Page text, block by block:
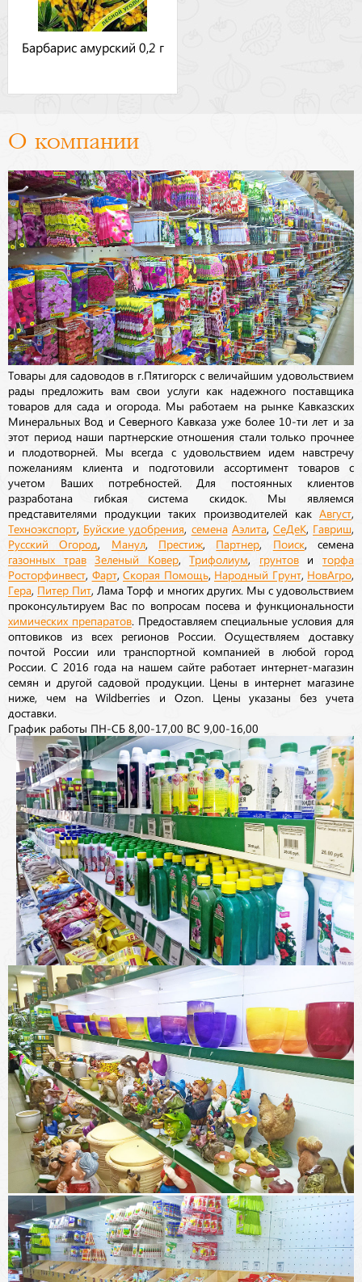
Барбарис амурский 0,2 г
О компании
Товары для садоводов в г.Пятигорск с величайшим удовольствием
рады предложить вам свои услуги как надежного поставщика
товаров для сада и огорода. Мы работаем на рынке Кавказских
Минеральных Вод и Северного Кавказа уже более 10-ти лет и за
этот период наши партнерские отношения стали только прочнее
и плодотворней. Мы всегда с удовольствием идем навстречу
пожеланиям клиента и подготовили ассортимент товаров с
учетом Ваших потребностей. Для постоянных клиентов
разработана гибкая система скидок. Мы являемся
представителями продукции таких производителей как Август
Техноэкспорт Буйские удобрения семена Аэлита, СеДеК Гавриш
Русский Огород Манул, Престиж Партнер Поиск, семена
газонных трав Зеленый Ковер,Трифолиум грунтовиторфа
Росторфинвест Фарт, Скорая Помощь Народный Грунт, НовАгро
Гера Питер Пит , Лама Торф и многих других. Мы с удовольствием
проконсультируем Вас по вопросам посева и функциональности
химических препаратов. Предоставляем специальные условия для
оптовиков из всех регионов России. Осуществляем доставку
почтой России или транспортной компанией в любой город
России. С 2016 года на нашем сайте работает интернет-магазин
семян и другой садовой продукции. Цены в интернет магазине
ниже, чем на Wildberries и Ozon. Цены указаны без учета
доставки.
График работы ПН-СБ 8,00-17,00 ВС 9,00-16,00